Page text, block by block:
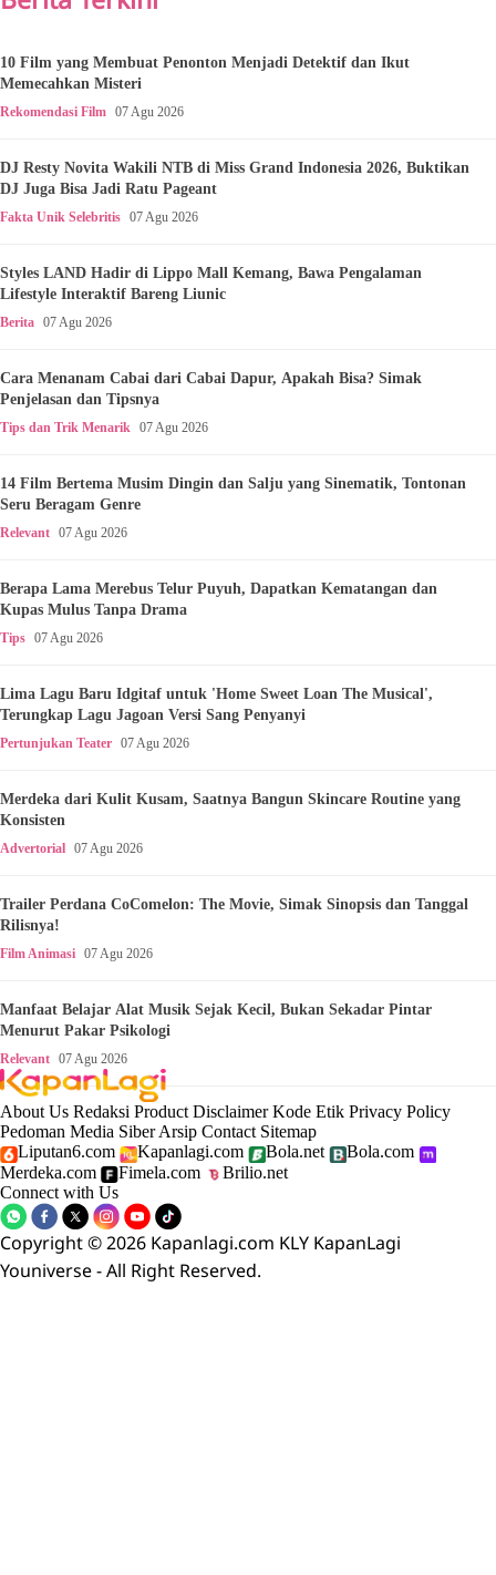
10 Film yang Membuat Penonton Menjadi Detektif dan Ikut
Memecahkan Misteri
Rekomendasi Film 07 Agu 2026
DJ Resty Novita Wakili NTB di Miss Grand Indonesia 2026, Buktikan
DJ Juga Bisa Jadi Ratu Pageant
Fakta Unik Selebritis 07 Agu 2026
Styles LAND Hadir di Lippo Mall Kemang, Bawa Pengalaman
Lifestyle Interaktif Bareng Liunic
Berita 07 Agu 2026
Cara Menanam Cabai dari Cabai Dapur, Apakah Bisa? Simak
Penjelasan dan Tipsnya
Tips dan Trik Menarik 07 Agu 2026
14 Film Bertema Musim Dingin dan Salju yang Sinematik, Tontonan
Seru Beragam Genre
Relevant 07 Agu 2026
Berapa Lama Merebus Telur Puyuh, Dapatkan Kematangan dan
Kupas Mulus Tanpa Drama
Tips 07 Agu 2026
Lima Lagu Baru Idgitaf untuk 'Home Sweet Loan The Musical',
Terungkap Lagu Jagoan Versi Sang Penyanyi
Pertunjukan Teater 07 Agu 2026
Merdeka dari Kulit Kusam, Saatnya Bangun Skincare Routine yang
Konsisten
Advertorial 07 Agu 2026
Trailer Perdana CoComelon: The Movie, Simak Sinopsis dan Tanggal
Rilisnya!
Film Animasi 07 Agu 2026
Manfaat Belajar Alat Musik Sejak Kecil, Bukan Sekadar Pintar
Menurut Pakar Psikologi
Relevant 07 Agu 2026
About Us Redaksi Product Disclaimer Kode Etik Privacy Policy
Pedoman Media Siber Arsip Contact Sitemap
Liputan6.com
Kapanlagi.com Bola.net
Bola.com
Merdeka.com
Fimela.com
Brilio.net
Connect with Us
Copyright © 2026 Kapanlagi.com KLY KapanLagi
Youniverse - All Right Reserved.